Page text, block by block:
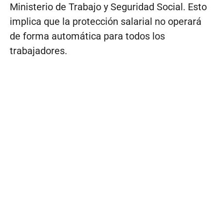
Ministerio de Trabajo y Seguridad Social. Esto
implica que la protección salarial no operará
de forma automática para todos los
trabajadores.